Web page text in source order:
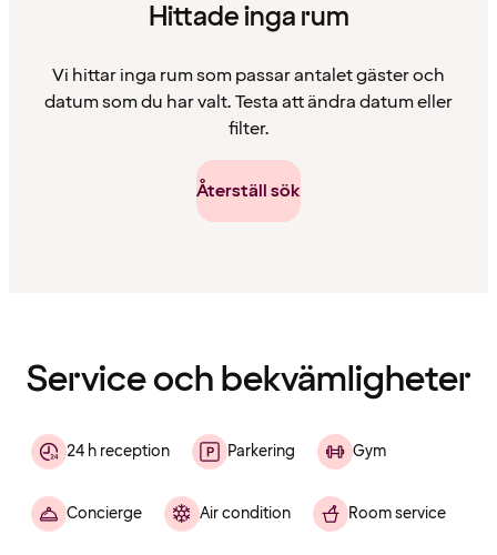
Hittade inga rum
Vi hittar inga rum som passar antalet gäster och
datum som du har valt. Testa att ändra datum eller
filter.
Återställ sök
Service och bekvämligheter
24 h reception Parkering Gym
Concierge Air condition Room service